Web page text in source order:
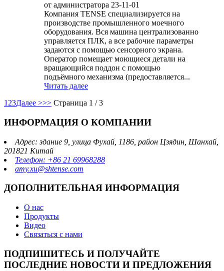
от администратора 23-11-01
Компания TENSE специализируется на
производстве промышленного моечного
оборудования. Вся машина централизованно
управляется ПЛК, а все рабочие параметры
задаются с помощью сенсорного экрана.
Оператор помещает моющиеся детали на
вращающийся поддон с помощью
подъёмного механизма (предоставляется...
Читать далее
1 23Далее >>> Страница 1 / 3
ИНФОРМАЦИЯ О КОМПАНИИ
Адрес: здание 9, улица Фухай, 1186, район Цзядин, Шанхай,
201821 Китай
Телефон: +86 21 69968288
amy.xu@shtense.com
ДОПОЛНИТЕЛЬНАЯ ИНФОРМАЦИЯ
О нас
Продукты
Видео
Связаться с нами
ПОДПИШИТЕСЬ И ПОЛУЧАЙТЕ
ПОСЛЕДНИЕ НОВОСТИ И ПРЕДЛОЖЕНИЯ